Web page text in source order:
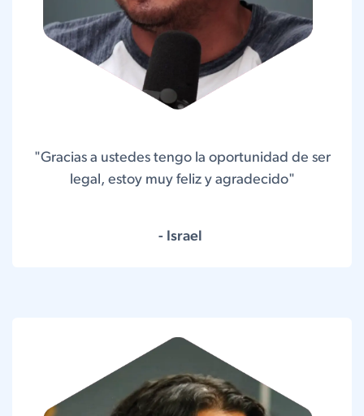
"Gracias a ustedes tengo la oportunidad de ser
legal, estoy muy feliz y agradecido"
- Israel